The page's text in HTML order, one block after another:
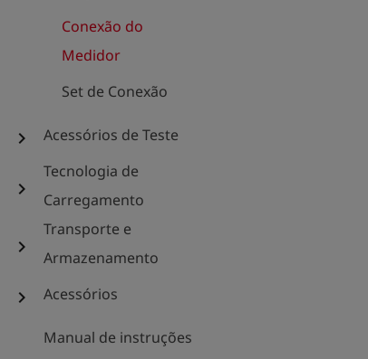
Conexão do
Medidor
Set de Conexão
chevron_right Acessórios de Teste
chevron_right
Tecnologia de
Carregamento
chevron_right
Transporte e
Armazenamento
chevron_right Acessórios
Manual de instruções